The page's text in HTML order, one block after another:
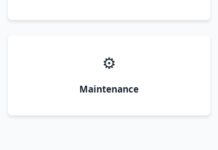
⚙️
Maintenance